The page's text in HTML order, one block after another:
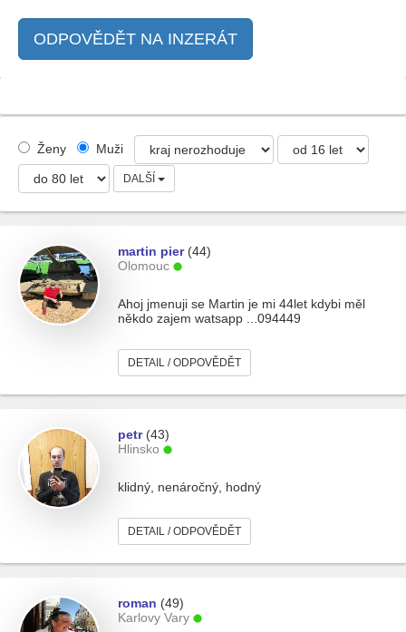
ODPOVĚDĚT NA INZERÁT
Ženy Muži
DALŠÍ
martin pier(44)
Olomouc
Ahoj jmenuji se Martin je mi 44let kdybi měl
někdo zajem watsapp ...094449
DETAIL / ODPOVĚDĚT
petr(43)
Hlinsko
klidný, nenáročný, hodný
DETAIL / ODPOVĚDĚT
roman (49)
Karlovy Vary